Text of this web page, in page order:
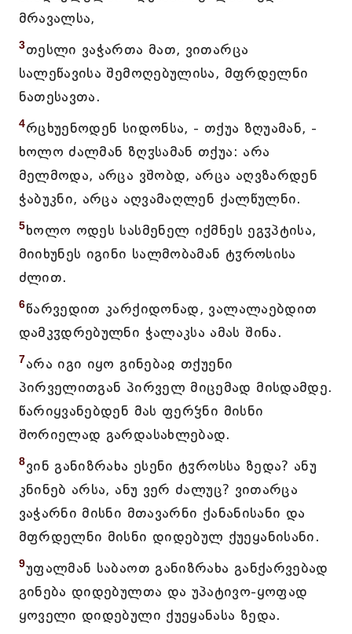
მრავალსა,
3თესლი ვაჭართა მათ, ვითარცა
სალეწავისა შემოღებულისა, მფრდელნი
ნათესავთა.
4რცხუენოდენ სიდონსა, - თქუა ზღუამან, -
ხოლო ძალმან ზღჳსამან თქუა: არა
მელმოდა, არცა ვშობდ, არცა აღვზარდენ
ჭაბუკნი, არცა აღვამაღლენ ქალწულნი.
5ხოლო ოდეს სასმენელ იქმნეს ეგჳპტისა,
მიიხუნეს იგინი სალმობამან ტჳროსისა
ძლით.
6წარვედით კარქიდონად, ვალალაებდით
დამკჳდრებულნი ჭალაკსა ამას შინა.
7არა იგი იყო გინებაჲ თქუენი
პირველითგან პირველ მიცემად მისდამდე.
წარიყვანებდენ მას ფერჴნი მისნი
შორიელად გარდასახლებად.
8ვინ განიზრახა ესენი ტჳროსსა ზედა? ანუ
კნინებ არსა, ანუ ვერ ძალუც? ვითარცა
ვაჭარნი მისნი მთავარნი ქანანისანი და
მფრდელნი მისნი დიდებულ ქუეყანისანი.
9უფალმან საბაოთ განიზრახა განქარვებად
გინება დიდებულთა და უპატივო-ყოფად
ყოველი დიდებული ქუეყანასა ზედა.